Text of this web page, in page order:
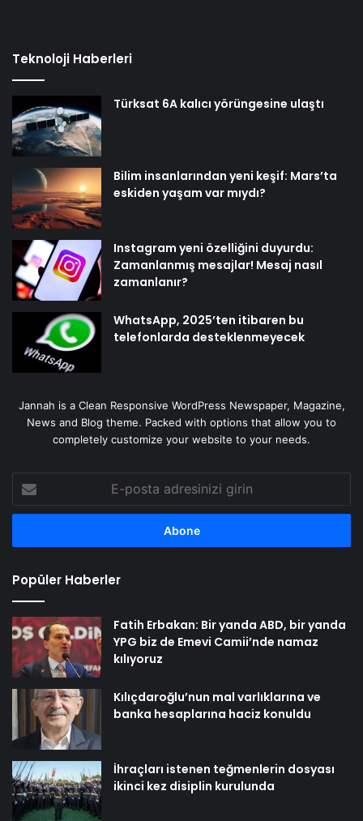
Teknoloji Haberleri
Türksat 6A kalıcı yörüngesine ulaştı
Bilim insanlarından yeni keşif: Mars’ta
eskiden yaşam var mıydı?
Instagram yeni özelliğini duyurdu:
Zamanlanmış mesajlar! Mesaj nasıl
zamanlanır?
WhatsApp, 2025’ten itibaren bu
telefonlarda desteklenmeyecek
Jannah is a Clean Responsive WordPress Newspaper, Magazine,
News and Blog theme. Packed with options that allow you to
completely customize your website to your needs.
posta
adresinizi
Popüler Haberler
Fatih Erbakan: Bir yanda ABD, bir yanda
YPG biz de Emevi Camii’nde namaz
kılıyoruz
Kılıçdaroğlu’nun mal varlıklarına ve
banka hesaplarına haciz konuldu
İhraçları istenen teğmenlerin dosyası
ikinci kez disiplin kurulunda